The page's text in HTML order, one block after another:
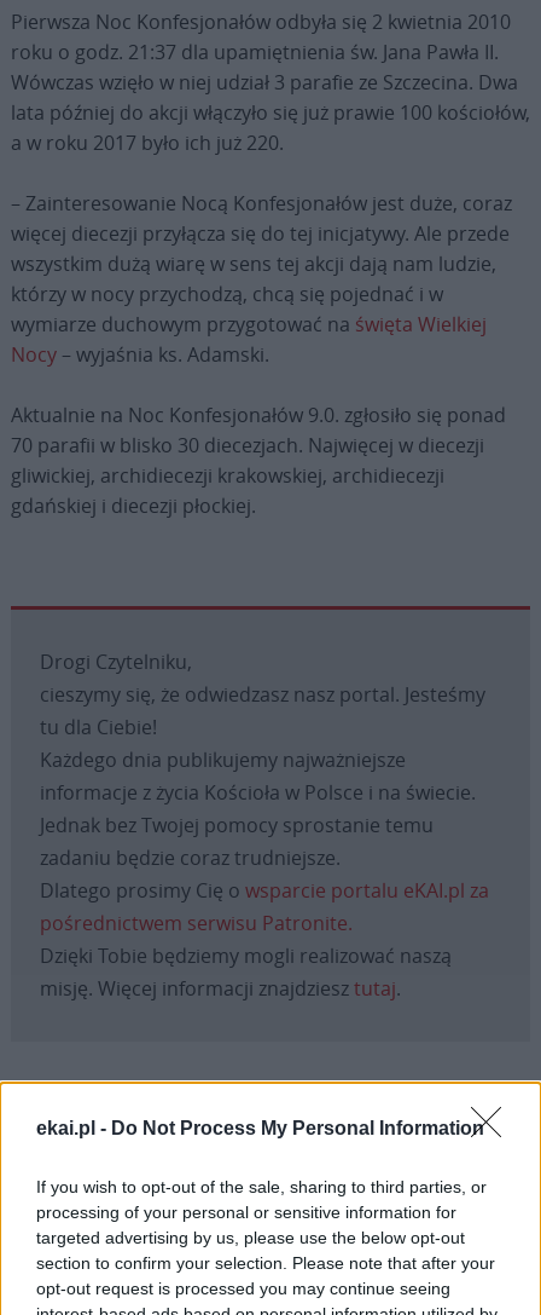
ekai.pl - Do Not Process My Personal Information
If you wish to opt-out of the sale, sharing to third parties, or
processing of your personal or sensitive information for
targeted advertising by us, please use the below opt-out
section to confirm your selection. Please note that after your
opt-out request is processed you may continue seeing
Pierwsza Noc Konfesjonałów odbyła się 2 kwietnia 2010
roku o godz. 21:37 dla upamiętnienia św. Jana Pawła II.
Wówczas wzięło w niej udział 3 parafie ze Szczecina. Dwa
lata później do akcji włączyło się już prawie 100 kościołów,
a w roku 2017 było ich już 220.
– Zainteresowanie Nocą Konfesjonałów jest duże, coraz
więcej diecezji przyłącza się do tej inicjatywy. Ale przede
wszystkim dużą wiarę w sens tej akcji dają nam ludzie,
którzy w nocy przychodzą, chcą się pojednać i w
wymiarze duchowym przygotować na święta Wielkiej
Nocy– wyjaśnia ks. Adamski.
Aktualnie na Noc Konfesjonałów 9.0. zgłosiło się ponad
70 parafii w blisko 30 diecezjach. Najwięcej w diecezji
gliwickiej, archidiecezji krakowskiej, archidiecezji
gdańskiej i diecezji płockiej.
Drogi Czytelniku,
cieszymy się, że odwiedzasz nasz portal. Jesteśmy
tu dla Ciebie!
Każdego dnia publikujemy najważniejsze
informacje z życia Kościoła w Polsce i na świecie.
Jednak bez Twojej pomocy sprostanie temu
zadaniu będzie coraz trudniejsze.
Dlatego prosimy Cię o wsparcie portalu eKAI.pl za
pośrednictwem serwisu Patronite.
Dzięki Tobie będziemy mogli realizować naszą
misję. Więcej informacji znajdziesztutaj.
Facebook
Twitter MessengerWhatsApp
Email
Copy
Link
Print
Wersja do druku